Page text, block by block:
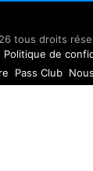
tous droits
Politique de
Pass Club